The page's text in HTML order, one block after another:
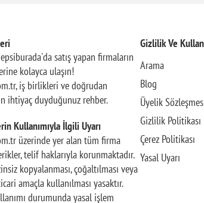
satış yapan firmaların
kolayca ulaşın!
iş birlikleri ve doğrudan
ihtiyaç duyduğunuz rehber.
Kullanımıyla İlgili Uyarı
üzerinde yer alan tüm firma
telif haklarıyla korunmaktadır.
kopyalanması, çoğaltılması veya
amaçla kullanılması yasaktır.
durumunda yasal işlem
Gizlilik Ve
Arama
Blog
Üyelik
Gizlilik Politikası
Çerez Politikası
Yasal Uyarı